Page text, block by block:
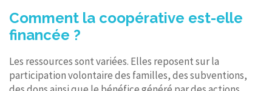
Comment la coopérative est-elle
financée ?
Les ressources sont variées. Elles reposent sur la
participation volontaire des familles, des subventions,